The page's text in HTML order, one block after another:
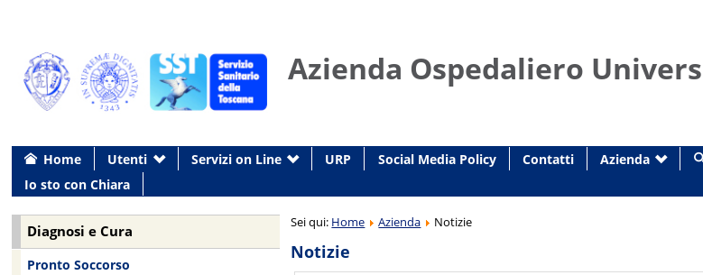
Azienda Ospedaliero
Home Utenti Servizi on Line URP Social Media Policy Contatti Azienda
Io sto con Chiara
Sei qui: Home Azienda Notizie
Notizie
Diagnosi e Cura
Pronto Soccorso